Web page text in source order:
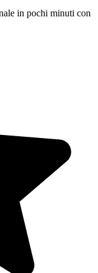
in pochi minuti con